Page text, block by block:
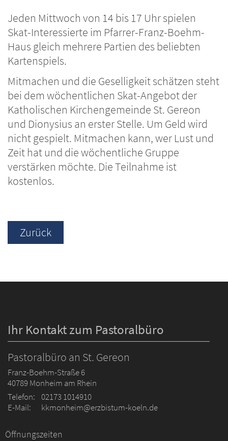
Jeden Mittwoch von 14 bis 17 Uhr spielen
Skat-Interessierte im Pfarrer-Franz-Boehm-
Haus gleich mehrere Partien des beliebten
Kartenspiels.
Mitmachen und die Geselligkeit schätzen steht
bei dem wöchentlichen Skat-Angebot der
Katholischen Kirchengemeinde St. Gereon
und Dionysius an erster Stelle. Um Geld wird
nicht gespielt. Mitmachen kann, wer Lust und
Zeit hat und die wöchentliche Gruppe
verstärken möchte. Die Teilnahme ist
kostenlos.
Zurück
Ihr Kontakt zum Pastoralbüro
Pastoralbüro an St. Gereon
Franz-Boehm-Straße 6
40789Monheim am Rhein
Telefon: 02173 1014910
E-Mail:
kkmonheim@erzbistum-koeln.de
Öffnungszeiten